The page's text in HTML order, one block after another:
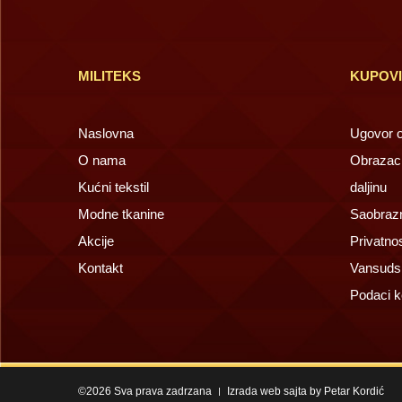
MILITEKS
Naslovna
O nama
Kućni tekstil
Modne tkanine
Akcije
Kontakt
Ugovor
daljinu
Podaci
©2026 Sva prava zadrzana Izrada web sajta by Petar Kordić